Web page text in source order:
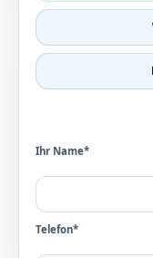
Ihr Name*
Telefon*